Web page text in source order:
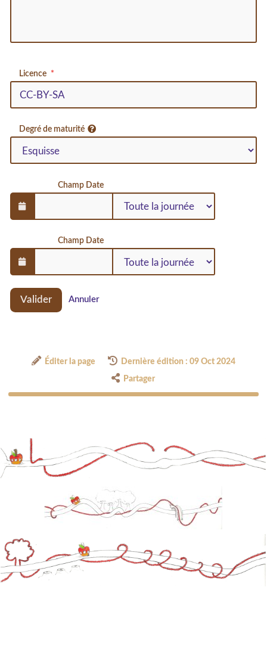
Licence
Degré de maturité
Champ Date
Champ Date
Valider Annuler
Éditer la page Dernière édition : 09 Oct 2024
Partager